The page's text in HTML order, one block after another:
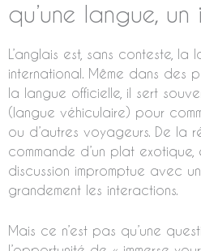
qu’une langue,
L’anglais est, sans conteste,
international. Même dans des
la langue officielle, il sert
(langue véhiculaire) pour
ou d’autres voyageurs. De la
commande d’un plat
discussion impromptue avec
grandement les interactions.
Mais ce n’est pas qu’une